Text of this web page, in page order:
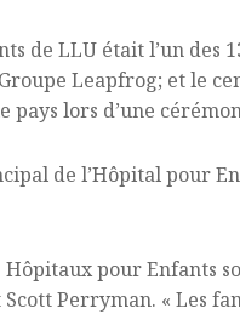
de LLU était l’un des
Leapfrog; et le
lors d’une
de l’Hôpital pour
pour Enfants
Perryman. « Les